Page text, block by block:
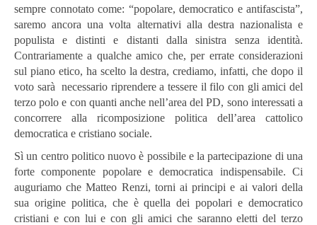
sempre connotato come: “popolare, democratico e antifascista”,
saremo ancora una volta alternativi alla destra nazionalista e
populista e distinti e distanti dalla sinistra senza identità.
Contrariamente a qualche amico che, per errate considerazioni
sul piano etico, ha scelto la destra, crediamo, infatti, che dopo il
voto sarà necessario riprendere a tessere il filo con gli amici del
terzo polo e con quanti anche nell’area del PD, sono interessati a
concorrere alla ricomposizione politica dell’area cattolico
democratica e cristiano sociale.
Sì un centro politico nuovo è possibile e la partecipazione di una
forte componente popolare e democratica indispensabile. Ci
auguriamo che Matteo Renzi, torni ai principi e ai valori della
sua origine politica, che è quella dei popolari e democratico
cristiani e con lui e con gli amici che saranno eletti del terzo